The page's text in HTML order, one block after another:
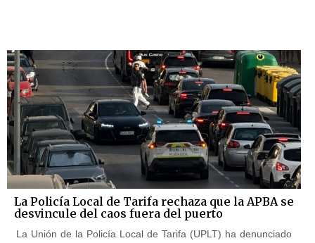
La Policía Local de Tarifa rechaza que la APBA se
desvincule del caos fuera del puerto
La Unión de la Policía Local de Tarifa (UPLT) ha denunciado